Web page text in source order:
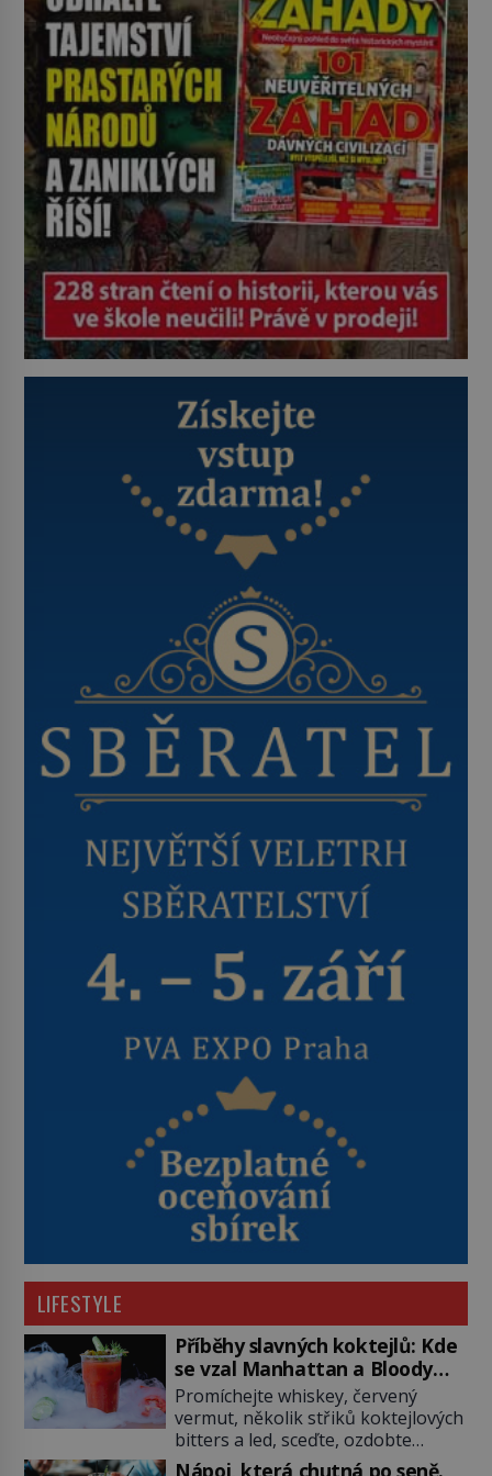
hladinu a zjistit, kdo si onu
konkrétní vodní lokalitu oblíbil už
dávno před vámi. Říká se jim
bioindikátory […]
LIFESTYLE
Příběhy slavných koktejlů: Kde
se vzal Manhattan a Bloody
Mary?
Promíchejte whiskey, červený
vermut, několik střiků koktejlových
bitters a led, sceďte, ozdobte
koktejlovou třešinkou a tadá…
Nápoj, která chutná po seně.